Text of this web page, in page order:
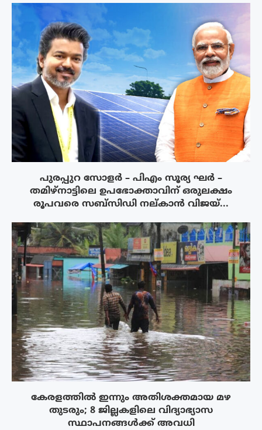
പുരപ്പുറ സോളർ – പിഎം സൂര്യ ഘർ –
തമിഴ്നാട്ടിലെ ഉപഭോക്താവിന് ഒരുലക്ഷം
രൂപവരെ സബ്സിഡി നല്കാൻ വിജയ്...
കേരളത്തിൽ ഇന്നും അതിശക്തമായ മഴ
തുടരും; 8 ജില്ലകളിലെ വിദ്യാഭ്യാസ
സ്ഥാപനങ്ങൾക്ക് അവധി